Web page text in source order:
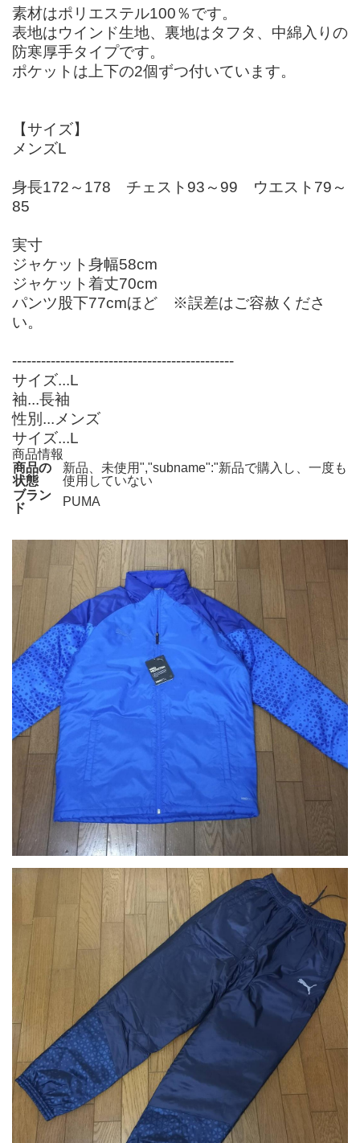
素材はポリエステル100％です。
表地はウインド生地、裏地はタフタ、中綿入りの
防寒厚手タイプです。
ポケットは上下の2個ずつ付いています。
【サイズ】
メンズL
身長172～178 チェスト93～99 ウエスト79～
85
実寸
ジャケット身幅58cm
ジャケット着丈70cm
パンツ股下77cmほど ※誤差はご容赦くださ
い。
----------------------------------------------
サイズ...L
袖...長袖
性別...メンズ
サイズ...L
商品情報
商品の
状態
新品、未使用","subname":"新品で購入し、一度も
使用していない
ブラン
ド
PUMA